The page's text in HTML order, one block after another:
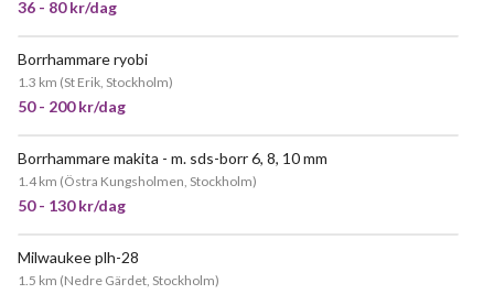
36 - 80 kr/dag
Borrhammare ryobi
1.3 km (St Erik, Stockholm)
50 - 200 kr/dag
Borrhammare makita - m. sds-borr 6, 8, 10 mm
1.4 km (Östra Kungsholmen, Stockholm)
50 - 130 kr/dag
Milwaukee plh-28
1.5 km (Nedre Gärdet, Stockholm)